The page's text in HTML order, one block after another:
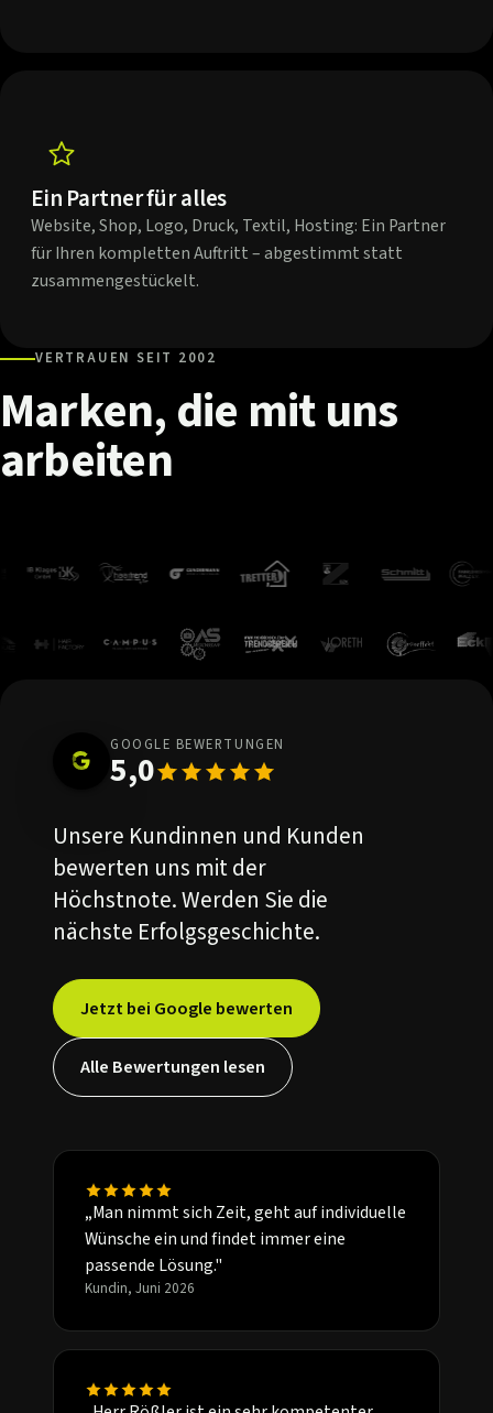
Ein Partner für alles
Website, Shop, Logo, Druck, Textil, Hosting: Ein Partner
für Ihren kompletten Auftritt – abgestimmt statt
zusammengestückelt.
VERTRAUEN SEIT 2002
Marken,die mituns
arbeiten
GOOGLE BEWERTUNGEN
5,0
Unsere Kundinnen und Kunden
bewerten uns mit der
Höchstnote. Werden Sie die
nächste Erfolgsgeschichte.
Jetzt bei Google bewerten
Alle Bewertungen lesen
„Man nimmt sich Zeit, geht auf individuelle
Wünsche ein und findet immer eine
passende Lösung."
Kundin, Juni 2026